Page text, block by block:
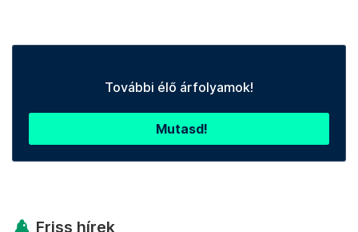
További élő árfolyamok!
Mutasd!
Friss hírek